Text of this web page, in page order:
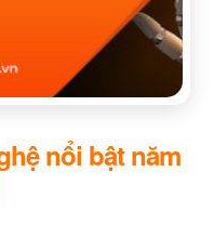
nổi bật năm